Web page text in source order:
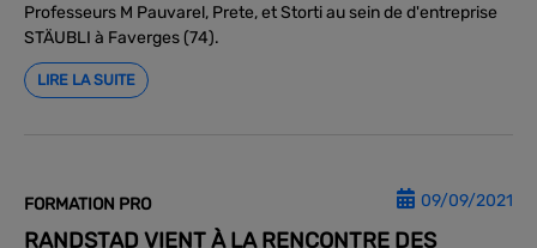
Professeurs M Pauvarel, Prete, et Storti au sein de d'entreprise
STÄUBLI à Faverges (74).
LIRE LA SUITE
FORMATION PRO 09/09/2021
RANDSTAD VIENT À LA RENCONTRE DES